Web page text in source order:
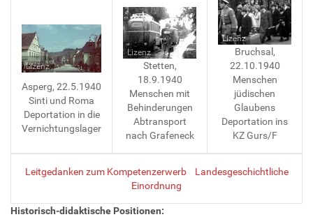
Lizenz
Asperg, 22.5.1940
Sinti und Roma
Deportation in die
Vernichtungslager
Lizenz
Stetten,
18.9.1940
Menschen mit
Behinderungen
Abtransport
nach Grafeneck
Lizenz
Bruchsal,
22.10.1940
Menschen
jüdischen
Glaubens
Deportation ins
KZ Gurs/F
Leitgedanken zum Kompetenzerwerb
Landesgeschichtliche
Einordnung
Historisch-didaktische Positionen: